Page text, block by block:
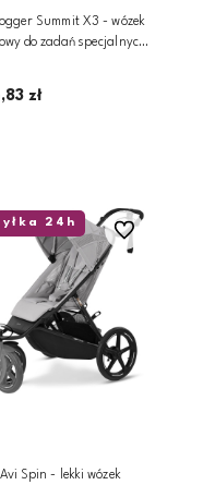
Summit X3 - wózek
do zadań specjalnych
zł
24h
Spin - lekki wózek
Do ulubionych